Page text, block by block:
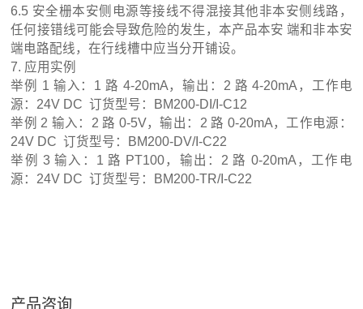
6.5 安全栅本安侧电源等接线不得混接其他非本安侧线路，
任何接错线可能会导致危险的发生，本产品本安 端和非本安
端电路配线，在行线槽中应当分开铺设。
7. 应用实例
举例 1 输入：1 路 4-20mA，输出：2 路 4-20mA，工作电
源：24V DC 订货型号：BM200-DI/I-C12
举例 2 输入：2 路 0-5V，输出：2 路 0-20mA，工作电源：
24V DC 订货型号：BM200-DV/I-C22
举例 3 输入：1 路 PT100，输出：2 路 0-20mA，工作电
源：24V DC 订货型号：BM200-TR/I-C22
产品咨询